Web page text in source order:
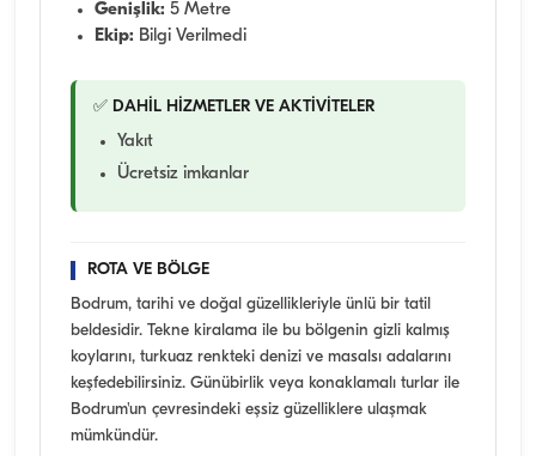
Genişlik: 5 Metre
Ekip: Bilgi Verilmedi
✅ DAHİL HİZMETLER VE AKTİVİTELER
Yakıt
Ücretsiz imkanlar
ROTA VE BÖLGE
Bodrum, tarihi ve doğal güzellikleriyle ünlü bir tatil
beldesidir. Tekne kiralama ile bu bölgenin gizli kalmış
koylarını, turkuaz renkteki denizi ve masalsı adalarını
keşfedebilirsiniz. Günübirlik veya konaklamalı turlar ile
Bodrum'un çevresindeki eşsiz güzelliklere ulaşmak
mümkündür.